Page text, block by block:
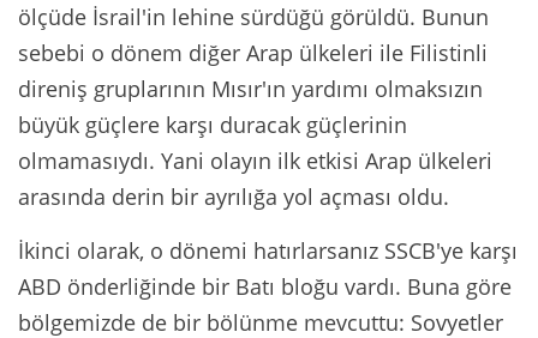
ölçüde İsrail'in lehine sürdüğü görüldü. Bunun
sebebi o dönem diğer Arap ülkeleri ile Filistinli
direniş gruplarının Mısır'ın yardımı olmaksızın
büyük güçlere karşı duracak güçlerinin
olmamasıydı. Yani olayın ilk etkisi Arap ülkeleri
arasında derin bir ayrılığa yol açması oldu.
İkinci olarak, o dönemi hatırlarsanız SSCB'ye karşı
ABD önderliğinde bir Batı bloğu vardı. Buna göre
bölgemizde de bir bölünme mevcuttu: Sovyetler